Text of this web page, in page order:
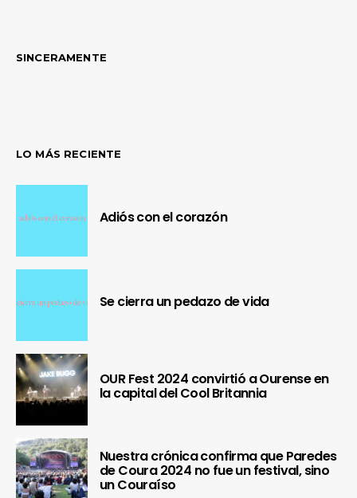
SINCERAMENTE
LO MÁS RECIENTE
Adiós con el corazón
Se cierra un pedazo de vida
OUR Fest 2024 convirtió a Ourense en
la capital del Cool Britannia
Nuestra crónica confirma que Paredes
de Coura 2024 no fue un festival, sino
un Couraíso